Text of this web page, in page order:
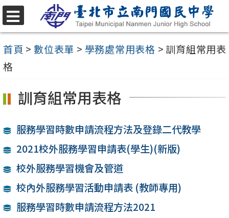
跳
至
主
要
容
選
單
首頁 > 數位表單 > 學務處常用表格 > 訓育組常用表
格
訓育組常用表格
服務學習時數申請流程方法及登錄二代教學
2021校外服務學習申請表(學生)(新版)
校外服務學習機會及管道
校內外服務學習活動申請表 (教師專用)
服務學習時數申請流程方法2021